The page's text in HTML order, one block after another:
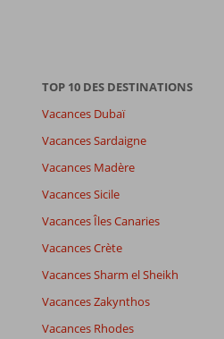
TOP 10 DES DESTINATIONS
Vacances Dubaï
Vacances Sardaigne
Vacances Madère
Vacances Sicile
Vacances Îles Canaries
Vacances Crète
Vacances Sharm el Sheikh
Vacances Zakynthos
Vacances Rhodes